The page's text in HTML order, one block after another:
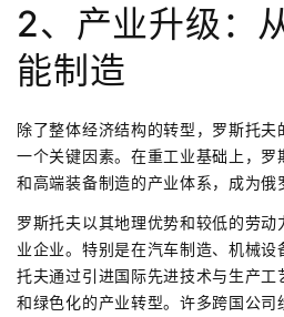
2、产业升级：
能制造
除了整体经济结构的转型，罗斯托
一个关键因素。在重工业基础上，
和高端装备制造的产业体系，成为俄
罗斯托夫以其地理优势和较低的劳
业企业。特别是在汽车制造、机械
托夫通过引进国际先进技术与生产
和绿色化的产业转型。许多跨国公